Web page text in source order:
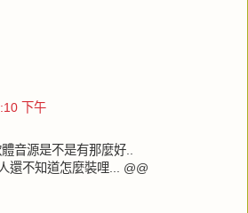
下午
音源是不是有那麼好..
還不知道怎麼裝哩... @@